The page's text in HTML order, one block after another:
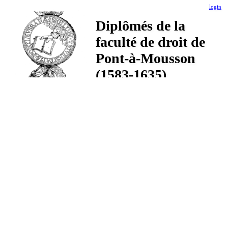
Diplômés de la
faculté de droit de
Pont-à-Mousson
(1583-1635)
login